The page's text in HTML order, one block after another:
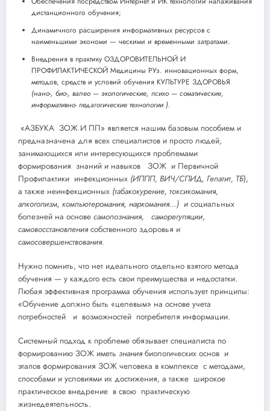
дистанционного обучения;
Динамичного расширения информативных ресурсов с
наименьшими экономи — ческими и временными затратами.
Внедрения в практику ОЗДОРОВИТЕЛЬНОЙ И
ПРОФИЛАКТИЧЕСКОЙ Медицины РУз. инновационных форм,
методов, средств и условий обучения КУЛЬТУРЕ ЗДОРОВЬЯ
(нано-, био-, валео — экологические, психо — соматические,
информативно- педагогические технологии ).
«АЗБУКА ЗОЖ И ПП» является нашим базовым пособием и
предназначена для всех специалистов и просто людей,
занимающихся или интересующихся проблемами
формирования знаний и навыков ЗОЖ и Первичной
Профилактики инфекционных (ИППП, ВИЧ/СПИД, Гепатит, ТБ),
а также неинфекционных (табакокурение, токсикомания,
алкоголизм, компьютеромания, наркомания…) и социальных
болезней на основе самопознания, саморегуляции,
самовосстановлениясобственного здоровья и
самосовершенствования.
Нужно помнить, что нет идеального отдельно взятого метода
обучения — у каждого есть свои преимущества и недостатки.
Любая эффективная программа обучения использует принципы:
«Обучение должно быть «целевым» на основе учета
потребностей и возможностей потребителя информации.
Системный подход к проблеме обязывает специалиста по
формированию ЗОЖ иметь знаниябиологических основ и
этапов формирования ЗОЖ человека в комплексе с методами,
способами и условиями их достижения, а также широкое
практическое внедрение в свою практическую
жизнедеятельность.